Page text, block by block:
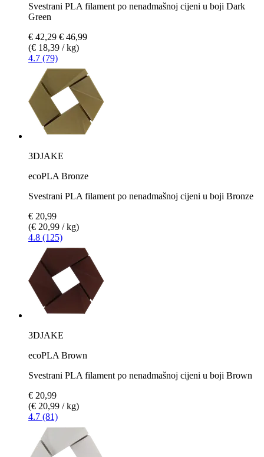
Svestrani PLA filament po nenadmašnoj cijeni u boji Dark
Green
€ 42,29 € 46,99
(€ 18,39 / kg)
4.7 (79)
3DJAKE
ecoPLA Bronze
Svestrani PLA filament po nenadmašnoj cijeni u boji Bronze
€ 20,99
(€ 20,99 / kg)
4.8 (125)
3DJAKE
ecoPLA Brown
Svestrani PLA filament po nenadmašnoj cijeni u boji Brown
€ 20,99
(€ 20,99 / kg)
4.7 (81)